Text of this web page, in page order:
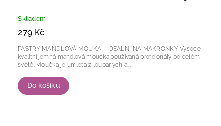
Skladem
279 Kč
Do košíku
PASTRY MANDLOVÁ MOUKA - IDEÁLNÍ NA MAKRONKY Vysoce
kvalitní jemná mandlová moučka používaná profeionály po celém
světě. Moučka je umleta z loupaných a...